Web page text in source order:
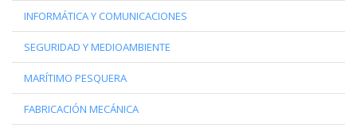
INFORMÁTICA Y COMUNICACIONES
SEGURIDAD Y MEDIOAMBIENTE
MARÍTIMO PESQUERA
FABRICACIÓN MECÁNICA